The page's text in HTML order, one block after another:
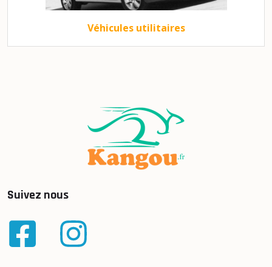
Véhicules utilitaires
Suivez nous